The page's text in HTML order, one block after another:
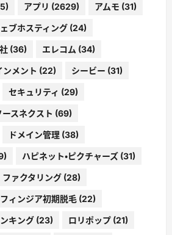
アプリ (2629) アムモ (31)
ブホスティング (24)
(36) エレコム (34)
ンメント (22) シービー (31)
セキュリティ (29)
ースネクスト (69)
ドメイン管理 (38)
ハピネット・ピクチャーズ (31)
ファクタリング (28)
フィンジア初期脱毛 (22)
キング (23) ロリポップ (21)